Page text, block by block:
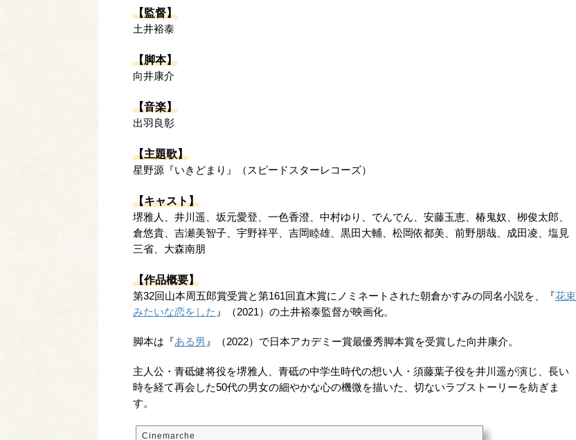
【監督】
土井裕泰
【脚本】
向井康介
【音楽】
出羽良彰
【主題歌】
星野源『いきどまり』（スピードスターレコーズ）
【キャスト】
堺雅人、井川遥、坂元愛登、一色香澄、中村ゆり、でんでん、安藤玉恵、椿鬼奴、栁俊太郎、
倉悠貴、吉瀬美智子、宇野祥平、吉岡睦雄、黒田大輔、松岡依都美、前野朋哉、成田凌、塩見
三省、大森南朋
【作品概要】
第32回山本周五郎賞受賞と第161回直木賞にノミネートされた朝倉かすみの同名小説を、『花束
みたいな恋をした 』（2021）の土井裕泰監督が映画化。
脚本は『ある男 』（2022）で日本アカデミー賞最優秀脚本賞を受賞した向井康介。
主人公・青砥健将役を堺雅人、青砥の中学生時代の想い人・須藤葉子役を井川遥が演じ、長い
時を経て再会した50代の男女の細やかな心の機微を描いた、切ないラブストーリーを紡ぎま
す。
Cinemarche